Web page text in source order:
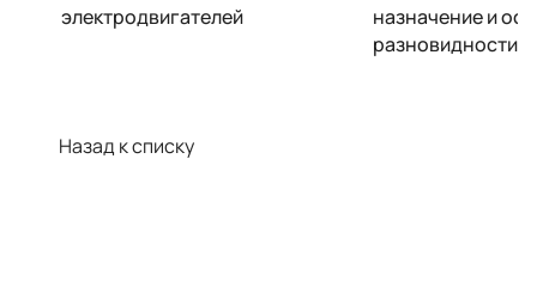
электродвигателей
назначение и
разновидности
Назад к списку